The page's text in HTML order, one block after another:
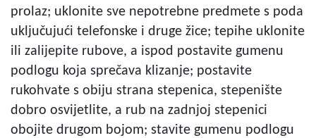
prolaz; uklonite sve nepotrebne predmete s poda
uključujući telefonske i druge žice; tepihe uklonite
ili zalijepite rubove, a ispod postavite gumenu
podlogu koja sprečava klizanje; postavite
rukohvate s obiju strana stepenica, stepenište
dobro osvijetlite, a rub na zadnjoj stepenici
obojite drugom bojom; stavite gumenu podlogu